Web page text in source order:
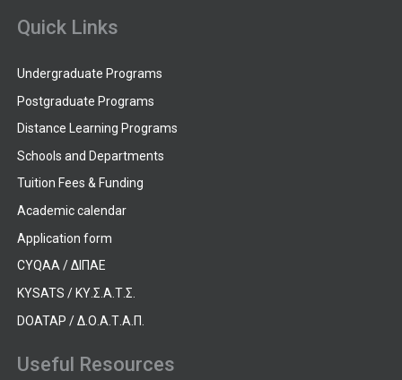
Quick Links
Undergraduate Programs
Postgraduate Programs
Distance Learning Programs
Schools and Departments
Tuition Fees & Funding
Academic calendar
Application form
CYQAA / ΔΙΠΑΕ
KYSATS / ΚΥ.Σ.Α.Τ.Σ.
DOATAP / Δ.Ο.Α.Τ.Α.Π.
Useful Resources